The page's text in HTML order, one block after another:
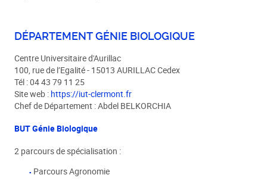
DÉPARTEMENT GÉNIE BIOLOGIQUE
Centre Universitaire d'Aurillac
100, rue de l’Egalité - 15013 AURILLAC Cedex
Tél : 04 43 79 11 25
Site web : https://iut-clermont.fr
Chef de Département : Abdel BELKORCHIA
BUT Génie Biologique
2 parcours de spécialisation :
Parcours Agronomie